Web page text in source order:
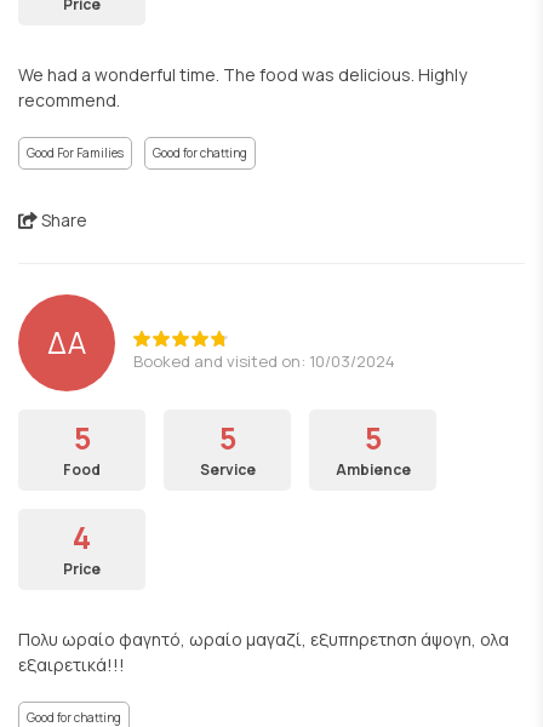
Price
We had a wonderful time. The food was delicious. Highly
recommend.
Good For Families Good for chatting
Share
ΔΑ Booked and visited on: 10/03/2024
5
Food
5
Service
5
Ambience
4
Price
Πολυ ωραίο φαγητό, ωραίο μαγαζί, εξυπηρετηση άψογη, ολα
εξαιρετικά!!!
Good for chatting